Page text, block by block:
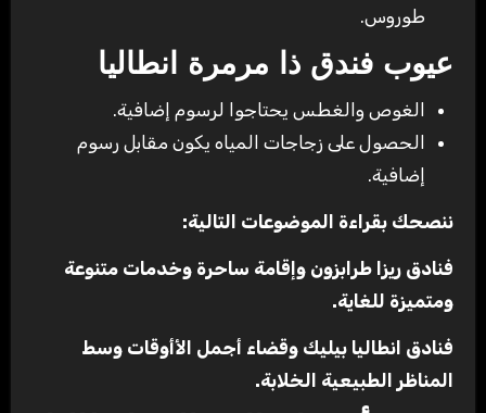
طوروس.
عيوب فندق ذا مرمرة انطاليا
الغوص والغطس يحتاجوا لرسوم إضافية.
الحصول على زجاجات المياه يكون مقابل رسوم
إضافية.
ننصحك بقراءة الموضوعات التالية:
فنادق ريزا طرابزون وإقامة ساحرة وخدمات متنوعة
ومتميزة للغاية.
فنادق انطاليا بيليك وقضاء أجمل الأأوقات وسط
المناظر الطبيعية الخلابة.